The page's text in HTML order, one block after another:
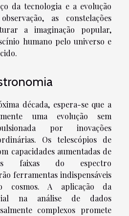
da tecnologia e a evolução
as constelações
a imaginação popular,
humano pelo universo e
década, espera-se que a
uma evolução sem
por inovações
Os telescópios de
capacidades aumentadas de
faixas do espectro
ferramentas indispensáveis
cosmos. A aplicação da
na análise de dados
complexos promete